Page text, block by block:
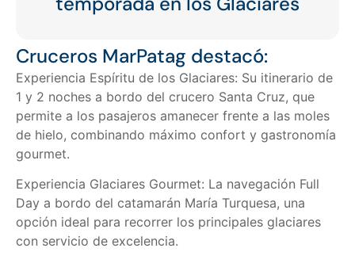
Cruceros MarPatag destacó:
Experiencia Espíritu de los Glaciares: Su itinerario de
1 y 2 noches a bordo del crucero Santa Cruz, que
permite a los pasajeros amanecer frente a las moles
de hielo, combinando máximo confort y gastronomía
gourmet.
Experiencia Glaciares Gourmet: La navegación Full
Day a bordo del catamarán María Turquesa, una
opción ideal para recorrer los principales glaciares
con servicio de excelencia.